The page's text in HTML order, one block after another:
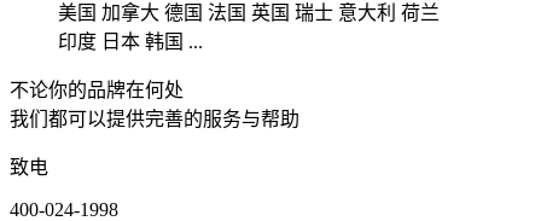
美国 加拿大 德国 法国 英国 瑞士 意大利 荷兰
印度 日本 韩国 ...
不论你的品牌在何处
我们都可以提供完善的服务与帮助
致电
400-024-1998